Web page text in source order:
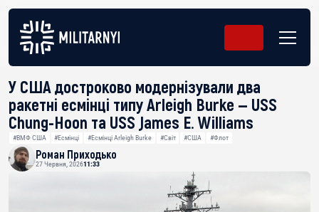
У США достроково модернізували два
ракетні есмінці типу Arleigh Burke — USS
Chung-Hoon та USS James E. Williams
#ВМФ США #Есмінці #Есмінці Arleigh Burke #Світ #США #Флот
Роман Приходько
27 Червня, 202611:33